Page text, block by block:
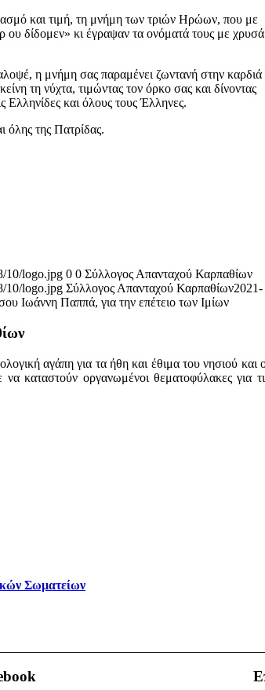
και τιμή, τη μνήμη των τριών Ηρώων, που με
ου δίδομεν» κι έγραψαν τα ονόματά τους με χρυσά
η μνήμη σας παραμένει ζωντανή στην καρδιά
τη νύχτα, τιμώντας τον όρκο σας και δίνοντας
Ελληνίδες και όλους τους Έλληνες.
όλης της Πατρίδας.
10/logo.jpg 0 0 Σύλλογος Απανταχού Καρπαθίων
10/logo.jpg Σύλλογος Απανταχού Καρπαθίων2021-
Ιωάννη Παππά, για την επέτειο των Ιμίων
αγάπη για τα ήθη και έθιμα του νησιού και
καταστούν οργανωμένοι θεματοφύλακες για
Σωματείων